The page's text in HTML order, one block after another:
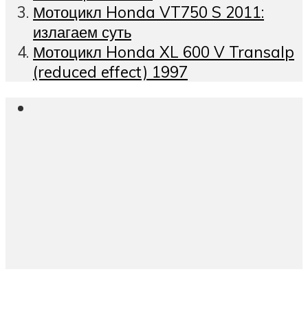
Мотоцикл Honda VT750 S 2011:
излагаем суть
Мотоцикл Honda XL 600 V Transalp
(reduced effect) 1997